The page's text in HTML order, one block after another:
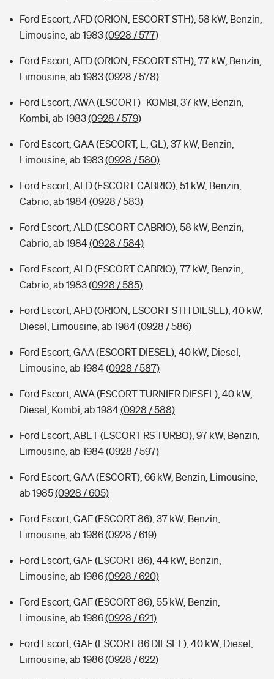
Ford Escort, AFD (ORION, ESCORT STH), 58 kW, Benzin,
Limousine, ab 1983(0928 / 577)
Ford Escort, AFD (ORION, ESCORT STH), 77 kW, Benzin,
Limousine, ab 1983(0928 / 578)
Ford Escort, AWA (ESCORT) -KOMBI, 37 kW, Benzin,
Kombi, ab 1983(0928 / 579)
Ford Escort, GAA (ESCORT, L, GL), 37 kW, Benzin,
Limousine, ab 1983(0928 / 580)
Ford Escort, ALD (ESCORT CABRIO), 51 kW, Benzin,
Cabrio, ab 1984(0928 / 583)
Ford Escort, ALD (ESCORT CABRIO), 58 kW, Benzin,
Cabrio, ab 1984(0928 / 584)
Ford Escort, ALD (ESCORT CABRIO), 77 kW, Benzin,
Cabrio, ab 1983(0928 / 585)
Ford Escort, AFD (ORION, ESCORT STH DIESEL), 40 kW,
Diesel, Limousine, ab 1984(0928 / 586)
Ford Escort, GAA (ESCORT DIESEL), 40 kW, Diesel,
Limousine, ab 1984(0928 / 587)
Ford Escort, AWA (ESCORT TURNIER DIESEL), 40 kW,
Diesel, Kombi, ab 1984(0928 / 588)
Ford Escort, ABET (ESCORT RS TURBO), 97 kW, Benzin,
Limousine, ab 1984(0928 / 597)
Ford Escort, GAA (ESCORT), 66 kW, Benzin, Limousine,
ab 1985(0928 / 605)
Ford Escort, GAF (ESCORT 86), 37 kW, Benzin,
Limousine, ab 1986(0928 / 619)
Ford Escort, GAF (ESCORT 86), 44 kW, Benzin,
Limousine, ab 1986(0928 / 620)
Ford Escort, GAF (ESCORT 86), 55 kW, Benzin,
Limousine, ab 1986(0928 / 621)
Ford Escort, GAF (ESCORT 86 DIESEL), 40 kW, Diesel,
Limousine, ab 1986(0928 / 622)